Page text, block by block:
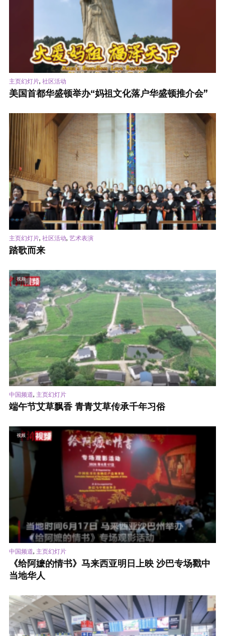
主页幻灯片, 社区活动
美国首都华盛顿举办“妈祖文化落户华盛顿推介会”
主页幻灯片, 社区活动, 艺术表演
踏歌而来
视频
中国频道, 主页幻灯片
端午节艾草飘香 青青艾草传承千年习俗
视频
中国频道, 主页幻灯片
《给阿嬷的情书》马来西亚明日上映 沙巴专场戳中
当地华人